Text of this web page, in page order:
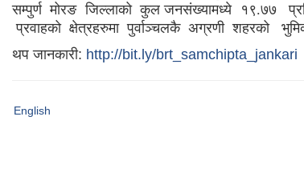
सम्पुर्ण मोरङ जिल्लाको कुल जनसंख्यामध्ये १९.७७
प्रवाहको क्षेत्रहरुमा पुर्वाञ्चलकै अग्रणी शहरको
थप जानकारी: http://bit.ly/brt_samchipta_jankari
English